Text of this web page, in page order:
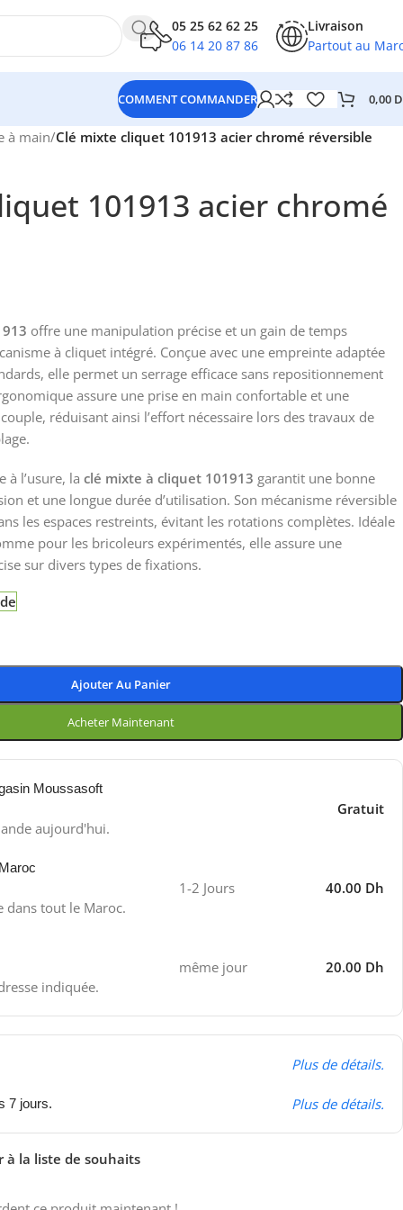
05 25 62 62 25
06 14 20 87 86
Livraison
Partout au
COMMENT COMMANDER 0,00
à main/Clé mixte cliquet 101913 acier chromé réversible
101913 acier chromé
offre une manipulation précise et un gain de temps
à cliquet intégré. Conçue avec une empreinte adaptée
elle permet un serrage efficace sans repositionnement
assure une prise en main confortable et une
réduisant ainsi l’effort nécessaire lors des travaux de
à l’usure, la clé mixte à cliquet 101913 garantit une bonne
et une longue durée d’utilisation. Son mécanisme réversible
les espaces restreints, évitant les rotations complètes. Idéale
pour les bricoleurs expérimentés, elle assure une
sur divers types de fixations.
Ajouter Au Panier
Acheter Maintenant
Moussasoft
aujourd'hui.
Gratuit
dans tout le Maroc.
1-2 Jours 40.00 Dh
indiquée.
même jour 20.00 Dh
Plus de détails.
7 jours. Plus de détails.
à la liste de souhaits